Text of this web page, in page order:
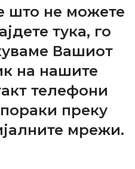
што не можете
тука, го
Вашиот
на нашите
телефони
преку
мрежи.